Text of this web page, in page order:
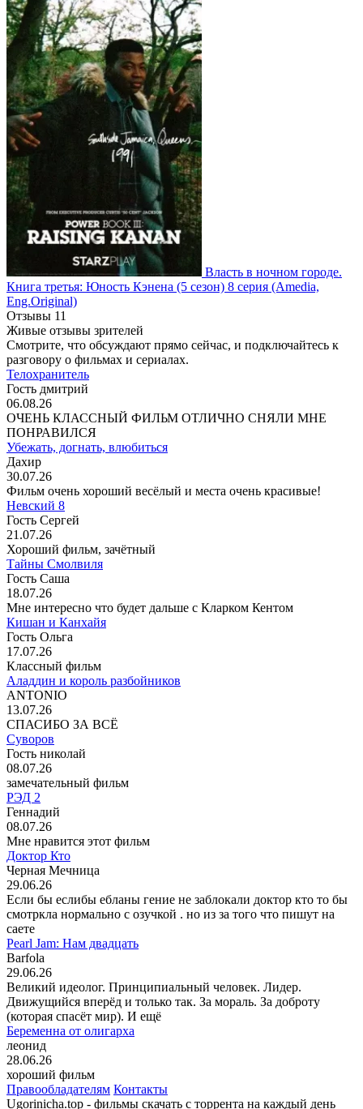
Власть в ночном городе.
Книга третья: Юность Кэнена (5 сезон) 8 серия (Amedia,
Eng.Original)
Отзывы 11
Живые отзывы зрителей
Смотрите, что обсуждают прямо сейчас, и подключайтесь к
разговору о фильмах и сериалах.
Телохранитель
Гость дмитрий
06.08.26
ОЧЕНЬ КЛАССНЫЙ ФИЛЬМ ОТЛИЧНО СНЯЛИ МНЕ
ПОНРАВИЛСЯ
Убежать, догнать, влюбиться
Дахир
30.07.26
Фильм очень хороший весёлый и места очень красивые!
Невский 8
Гость Сергей
21.07.26
Хороший фильм, зачётный
Тайны Смолвиля
Гость Саша
18.07.26
Мне интересно что будет дальше с Кларком Кентом
Кишан и Канхайя
Гость Ольга
17.07.26
Классный фильм
Аладдин и король разбойников
ANTONIO
13.07.26
СПАСИБО ЗА ВСЁ
Суворов
Гость николай
08.07.26
замечательный фильм
РЭД 2
Геннадий
08.07.26
Мне нравится этот фильм
Доктор Кто
Черная Мечница
29.06.26
Если бы еслибы ебланы гение не заблокали доктор кто то бы
смотркла нормально с озучкой . но из за того что пишут на
саете
Pearl Jam: Нам двадцать
Barfola
29.06.26
Великий идеолог. Принципиальный человек. Лидер.
Движущийся вперёд и только так. За мораль. За доброту
(которая спасёт мир). И ещё
Беременна от олигарха
леонид
28.06.26
хороший фильм
Правообладателям Контакты
Ugorinicha.top - фильмы скачать с торрента на каждый день